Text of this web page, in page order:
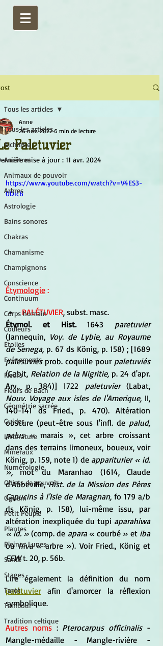
Tous les articles
Alchimie
Ancêtres
Animaux de pouvoir
Arbres
Astrologie
Bains sonores
Chakras
Chamanisme
Champignons
Conscience
Continuum
Corps humain
Couleurs
Etoiles
Evénements
Fleurs
Fleurs de Bach
Géométrie sacrée
Guides
Littérature
Minéraux
Numérologie
Objets de pouvoir
Ogham
Petit Peuple
Plantes
Pleines Lunes
Santé
Stages
Tarot
Tambour
Tradition celtique
Tous les articles
Palétuvier
Anne
26 nov. 2022 6 min de lecture
mise à jour : 11 avr. 2024
https://www.youtube.com/watch?v=V4ES3-
0DIc8
Étymologie :
PALÉTUVIER, subst. masc.
Étymol. et Hist. 1643 paretuvier
(Jannequin, Voy. de Lybie, au Royaume
de Senega,
palesuvies prob. coquille pour paletuviés
(Gabit, Relation de la Nigritie, p. 24 d'apr.
Arv., p. 384)] 1722 paletuvier
Nouv. Voyage aux isles de l'Amerique, II,
140-141 ds Fried., p. 470). Altération
obscure (peut-être sous l'infl. de palud,
palus « marais », cet arbre croissant
dans des terrains limoneux, boueux, voir
König, p. 159, note 1) de appariturier « id.
», mot du Maranhao (1614, Claude
d'Abbeville, Hist. de la Mission des Pères
Capucins à l'Isle de Maragnan, fo 179 a/b
ds König, p. 158), lui-même issu, par
altération inexpliquée du tupi aparahiwa
« id. » (comp. de apara « courbé » et iba
ou hiva
FEW t. 20, p. 56b.
palétuvier afin d'amorcer la réflexion
symbolique.
Autres noms : Pterocarpus officinalis -
Mangle-médaille - Mangle-rivière -